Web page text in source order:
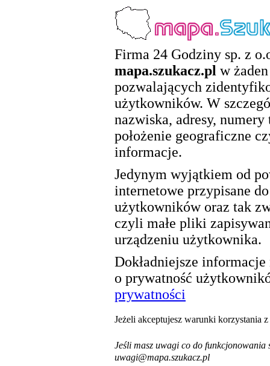
Firma 24 Godziny sp. z
mapa.szukacz.pl w
pozwalających
użytkowników. W
nazwiska, adresy,
położenie geograficzne
informacje.
Jedynym wyjątkiem od
internetowe przypisane
użytkowników oraz tak
czyli małe pliki
urządzeniu użytkownika.
Dokładniejsze
o prywatność
prywatności
Jeżeli akceptujesz warunki korzystania
Jeśli masz uwagi co do funkcjonowania
uwagi@mapa.szukacz.pl